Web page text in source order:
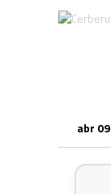
abr 09